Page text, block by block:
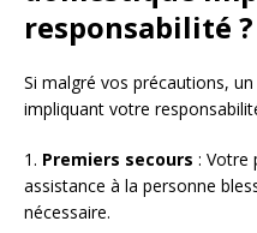
responsabilité ?
Si malgré vos précautions,
impliquant votre
1. Premiers secours : Votre
assistance à la personne
nécessaire.